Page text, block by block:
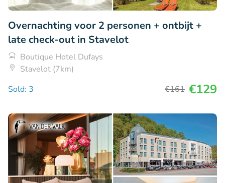
Overnachting voor 2 personen + ontbijt +
late check-out in Stavelot
Boutique Hotel Dufays
Stavelot (7km)
Sold: 3
€161 €129